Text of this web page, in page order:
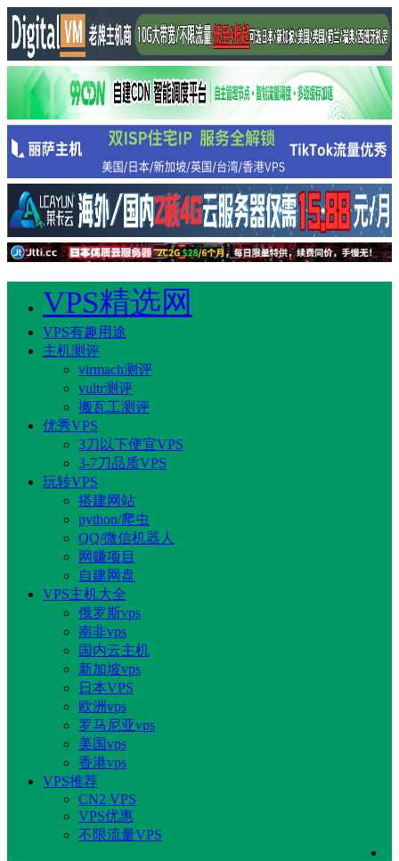
VPS精选网
VPS有趣用途
主机测评
virmach测评
vultr测评
搬瓦工测评
优秀VPS
3刀以下便宜VPS
3-7刀品质VPS
玩转VPS
搭建网站
python/爬虫
QQ/微信机器人
网赚项目
自建网盘
VPS主机大全
俄罗斯vps
南非vps
国内云主机
新加坡vps
日本VPS
欧洲vps
罗马尼亚vps
美国vps
香港vps
VPS推荐
CN2 VPS
VPS优惠
不限流量VPS